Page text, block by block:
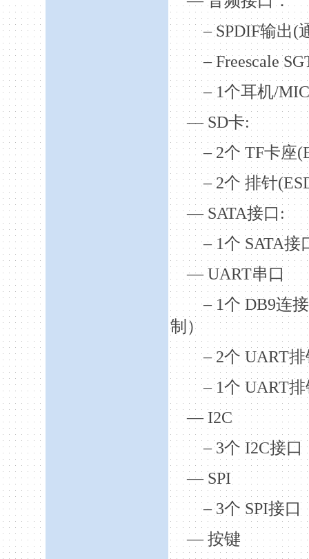
– SPDIF输出(
– Freescale
– 1个耳机/MIC
— SD卡:
– 2个 TF卡座
– 2个 排针
— SATA接口 :
– 1个 SATA接
— UART串口
– 1个 DB9连
制 ）
– 2个 UART排
– 1个 UART排
— I2C
– 3个 I2C接口
— SPI
– 3个 SPI接口
—按键